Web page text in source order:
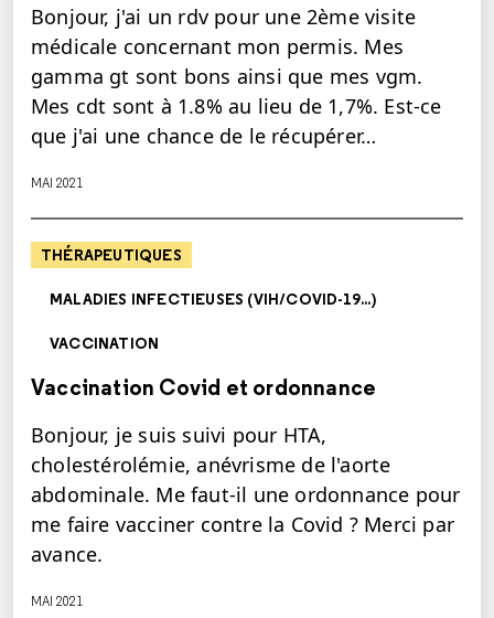
Bonjour, j'ai un rdv pour une 2ème visite
médicale concernant mon permis. Mes
gamma gt sont bons ainsi que mes vgm.
Mes cdt sont à 1.8% au lieu de 1,7%. Est-ce
que j'ai une chance de le récupérer…
MAI 2021
THÉRAPEUTIQUES
MALADIES INFECTIEUSES (VIH/COVID-19...)
VACCINATION
Vaccination Covid et ordonnance
Bonjour, je suis suivi pour HTA,
cholestérolémie, anévrisme de l'aorte
abdominale. Me faut-il une ordonnance pour
me faire vacciner contre la Covid ? Merci par
avance.
MAI 2021